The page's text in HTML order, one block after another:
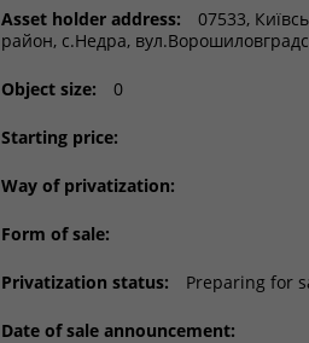
Asset holder address:
07533,
район, с.Недра,
Object size: 0
Starting price:
Way of privatization:
Form of sale:
Privatization status: Preparing for
Date of sale announcement: